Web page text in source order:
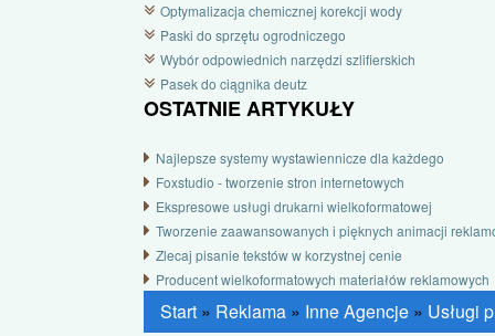
Optymalizacja chemicznej korekcji wody
Paski do sprzętu ogrodniczego
Wybór odpowiednich narzędzi szlifierskich
Pasek do ciągnika deutz
OSTATNIE ARTYKUŁY
Najlepsze systemy wystawiennicze dla każdego
Foxstudio - tworzenie stron internetowych
Ekspresowe usługi drukarni wielkoformatowej
Tworzenie zaawansowanych i pięknych animacji
Zlecaj pisanie tekstów w korzystnej cenie
Producent wielkoformatowych materiałów reklamowych
Start » Reklama » Inne Agencje » Usługi